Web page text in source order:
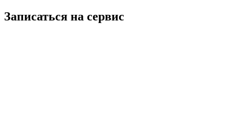
Записаться на сервис